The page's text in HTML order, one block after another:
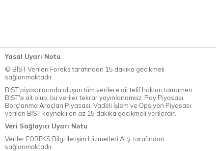
Yasal Uyarı Notu
© BİST Verileri Foreks tarafından 15 dakika gecikmeli
sağlanmaktadır.
BIST piyasalarında oluşan tüm verilere ait telif hakları tamamen
BIST'e ait olup, bu veriler tekrar yayınlanamaz. Pay Piyasası,
Borçlanma Araçları Piyasası, Vadeli İşlem ve Opsiyon Piyasası
verileri BIST kaynaklı en az 15 dakika gecikmeli verilerdir.
Veri Sağlayıcı Uyarı Notu
Veriler FOREKS Bilgi İletişim Hizmetleri A.Ş. tarafından
sağlanmaktadır.